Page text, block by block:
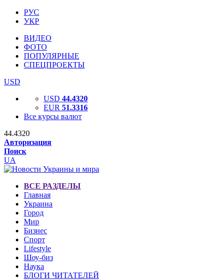
РУС
УКР
ВИДЕО
ФОТО
ПОПУЛЯРНЫЕ
СПЕЦПРОЕКТЫ
USD
USD 44.4320
EUR 51.3316
Все курсы валют
44.4320
Авторизация
Поиск
UA
ВСЕ РАЗДЕЛЫ
Главная
Украина
Город
Мир
Бизнес
Спорт
Lifestyle
Шоу-биз
Наука
БЛОГИ ЧИТАТЕЛЕЙ